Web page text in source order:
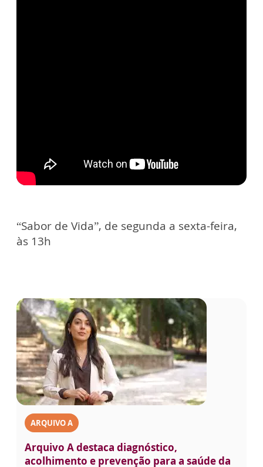
“Sabor de Vida”, de segunda a sexta-feira,
às 13h
ARQUIVO A
Arquivo A destaca diagnóstico,
acolhimento e prevenção para a saúde da